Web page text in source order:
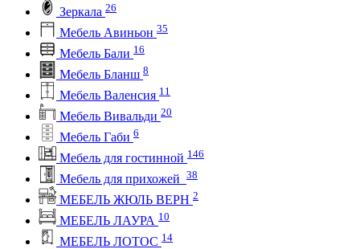
Зеркала 26
Мебель Авиньон 35
Мебель Бали 16
Мебель Бланш 8
Мебель Валенсия 11
Мебель Вивальди 20
Мебель Габи 6
Мебель для гостинной 146
Мебель для прихожей 38
МЕБЕЛЬ ЖЮЛЬ ВЕРН 2
МЕБЕЛЬ ЛАУРА 10
МЕБЕЛЬ ЛОТОС 14